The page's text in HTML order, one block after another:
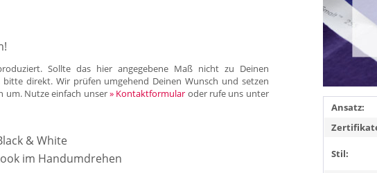
Ansatz:
Stil:
Sollte das hier angegebene Maß nicht zu Deinen
direkt. Wir prüfen umgehend Deinen Wunsch und setzen
um. Nutze einfach unser» Kontaktformular oder rufe uns unter
& White
im Handumdrehen